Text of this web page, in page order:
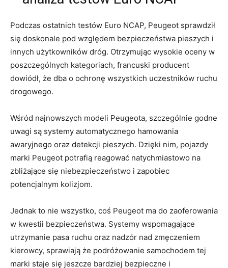
Podczas ostatnich testów Euro NCAP, Peugeot sprawdził
się doskonale‍ pod względem bezpieczeństwa ‌pieszych i
innych ‍użytkowników dróg. Otrzymując wysokie oceny w
poszczególnych kategoriach, francuski producent
⁢dowiódł, ‍że dba o ochronę wszystkich uczestników‍ ruchu
drogowego.
Wśród najnowszych modeli​ Peugeota, szczególnie godne
uwagi są systemy automatycznego ⁣hamowania‌
awaryjnego oraz detekcji ​pieszych. Dzięki nim, pojazdy‍
marki⁣ Peugeot potrafią reagować natychmiastowo na
zbliżające się​ niebezpieczeństwo i ⁤zapobiec
potencjalnym kolizjom.
Jednak to nie wszystko, coś Peugeot ‌ma do zaoferowania⁤
w ⁣kwestii bezpieczeństwa. Systemy wspomagające
‌utrzymanie pasa ruchu ​oraz nadzór nad zmęczeniem
kierowcy, sprawiają‌ że podróżowanie samochodem tej​
marki⁤ staje się jeszcze bardziej bezpieczne i